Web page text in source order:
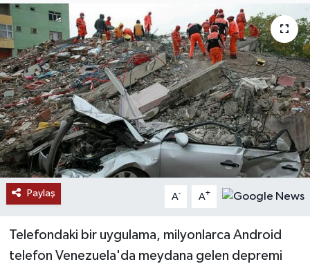
Paylaş A- A+
Telefondaki bir uygulama, milyonlarca Android
telefon Venezuela'da meydana gelen depremi
RESMİ İLANLAR